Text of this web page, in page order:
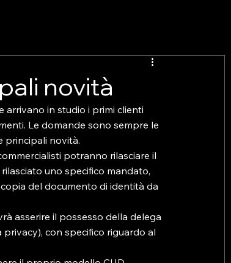
novità
arrivano in studio i primi clienti
Le domande sono sempre le
principali novità.
potranno rilasciare il
uno specifico mandato,
del documento di identità da
asserire il possesso della delega
con specifico riguardo al